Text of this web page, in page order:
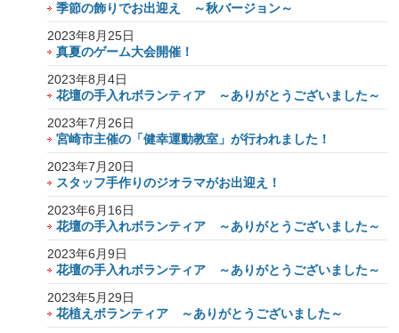
季節の飾りでお出迎え ～秋バージョン～
2023年8月25日
真夏のゲーム大会開催！
2023年8月4日
花壇の手入れボランティア ～ありがとうございました～
2023年7月26日
宮崎市主催の「健幸運動教室」が行われました！
2023年7月20日
スタッフ手作りのジオラマがお出迎え！
2023年6月16日
花壇の手入れボランティア ～ありがとうございました～
2023年6月9日
花壇の手入れボランティア ～ありがとうございました～
2023年5月29日
花植えボランティア ～ありがとうございました～